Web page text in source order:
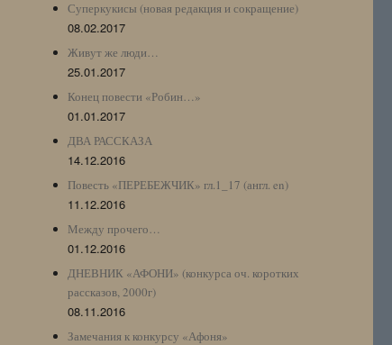
Суперкукисы (новая редакция и сокращение)
08.02.2017
Живут же люди…
25.01.2017
Конец повести «Робин…»
01.01.2017
ДВА РАССКАЗА
14.12.2016
Повесть «ПЕРЕБЕЖЧИК» гл.1_17 (англ. en)
11.12.2016
Между прочего…
01.12.2016
ДНЕВНИК «АФОНИ» (конкурса оч. коротких
рассказов, 2000г)
08.11.2016
Замечания к конкурсу «Афоня»